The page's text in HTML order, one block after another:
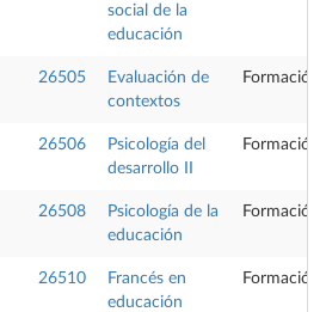
social de la
educación
26505
Evaluación de
contextos
Formación
26506
Psicología del
desarrollo II
Formación
26508
Psicología de la
educación
Formación
26510
Francés en
educación
Formación